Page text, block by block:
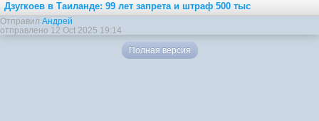
Дзугкоев в Таиланде: 99 лет запрета и штраф 500 тыс
Отправил Андрей
отправлено 12 Oct 2025 19:14
Полная версия